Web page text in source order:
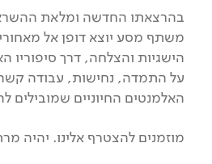
בהרצאתו החדשה ומלאת
משתף מסע יוצא דופן אל
הישגיות והצלחה, דרך סיפוריו
על התמדה, נחישות, עבודה קשה
האלמנטים החיוניים שמובילים
מוזמנים להצטרף אלינו. יהיה